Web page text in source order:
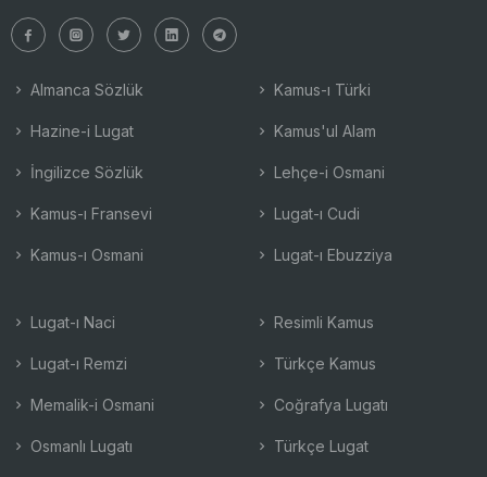
Almanca Sözlük
Hazine-i Lugat
İngilizce Sözlük
Kamus-ı Fransevi
Kamus-ı Osmani
Kamus-ı Türki
Kamus'ul Alam
Lehçe-i Osmani
Lugat-ı Cudi
Lugat-ı Ebuzziya
Lugat-ı Naci
Lugat-ı Remzi
Memalik-i Osmani
Osmanlı Lugatı
Resimli Kamus
Türkçe Kamus
Coğrafya Lugatı
Türkçe Lugat